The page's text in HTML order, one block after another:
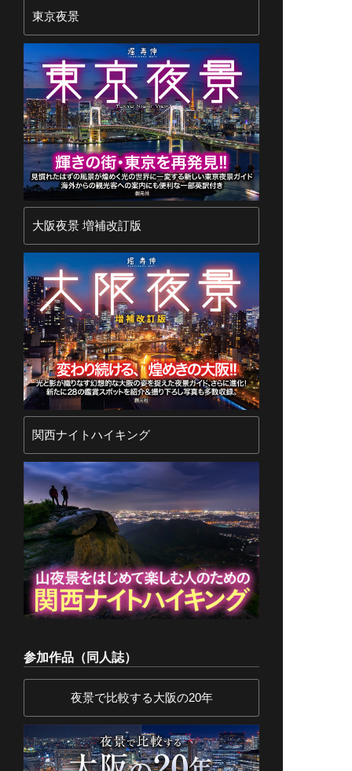
東京夜景
大阪夜景 増補改訂版
関西ナイトハイキング
参加作品（同人誌）
夜景で比較する大阪の20年